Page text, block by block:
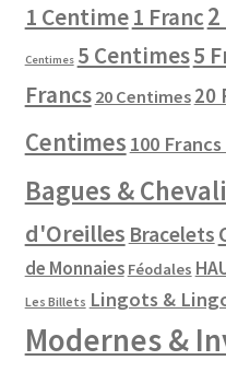
1 Centime1 Franc
Centimes 5 Centimes5
Francs 20 Centimes 20
Centimes 100
Bagues &
d'Oreilles Bracelets
de Monnaies Féodales
Les Billets Lingots &
Modernes &